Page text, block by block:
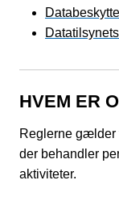
HVEM ER
Reglerne gælder
der behandler
aktiviteter.